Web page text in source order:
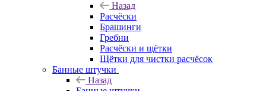
Назад
Расчёски
Брашинги
Гребни
Расчёски и щётки
Щётки для чистки расчёсок
Банные штучки
Назад